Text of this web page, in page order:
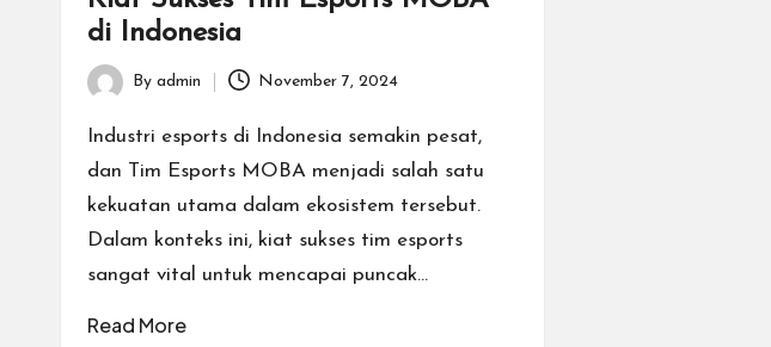
rtdi Indonesia
Posted
by
By admin November 7, 2024
Industri esports di Indonesia semakin pesat,
dan Tim Esports MOBA menjadi salah satu
kekuatan utama dalam ekosistem tersebut.
Dalam konteks ini, kiat sukses tim esports
sangat vital untuk mencapai puncak…
Read More